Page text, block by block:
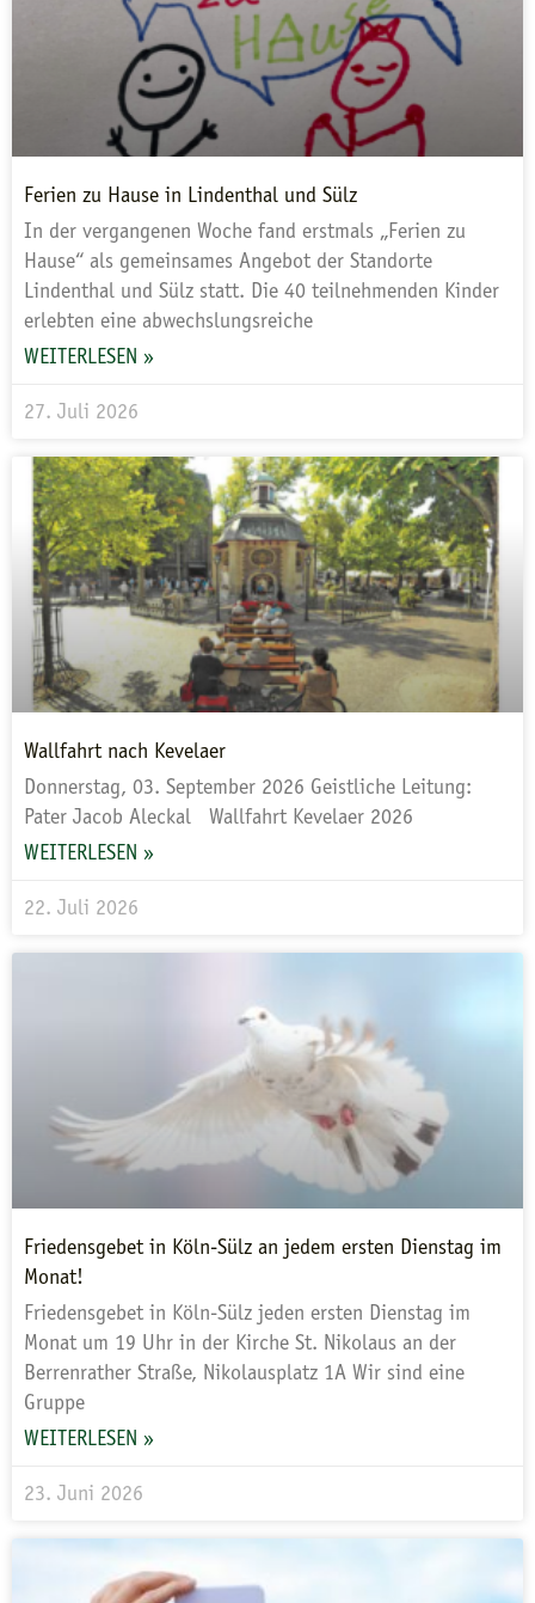
Ferien zu Hause in Lindenthal und Sülz
In der vergangenen Woche fand erstmals „Ferien zu
Hause“ als gemeinsames Angebot der Standorte
Lindenthal und Sülz statt. Die 40 teilnehmenden Kinder
erlebten eine abwechslungsreiche
WEITERLESEN »
27. Juli 2026
Wallfahrt nach Kevelaer
Donnerstag, 03. September 2026 Geistliche Leitung:
Pater Jacob Aleckal Wallfahrt Kevelaer 2026
WEITERLESEN »
22. Juli 2026
Friedensgebet in Köln-Sülz an jedem ersten Dienstag im
Monat!
Friedensgebet in Köln-Sülz jeden ersten Dienstag im
Monat um 19 Uhr in der Kirche St. Nikolaus an der
Berrenrather Straße, Nikolausplatz 1A Wir sind eine
Gruppe
WEITERLESEN »
23. Juni 2026